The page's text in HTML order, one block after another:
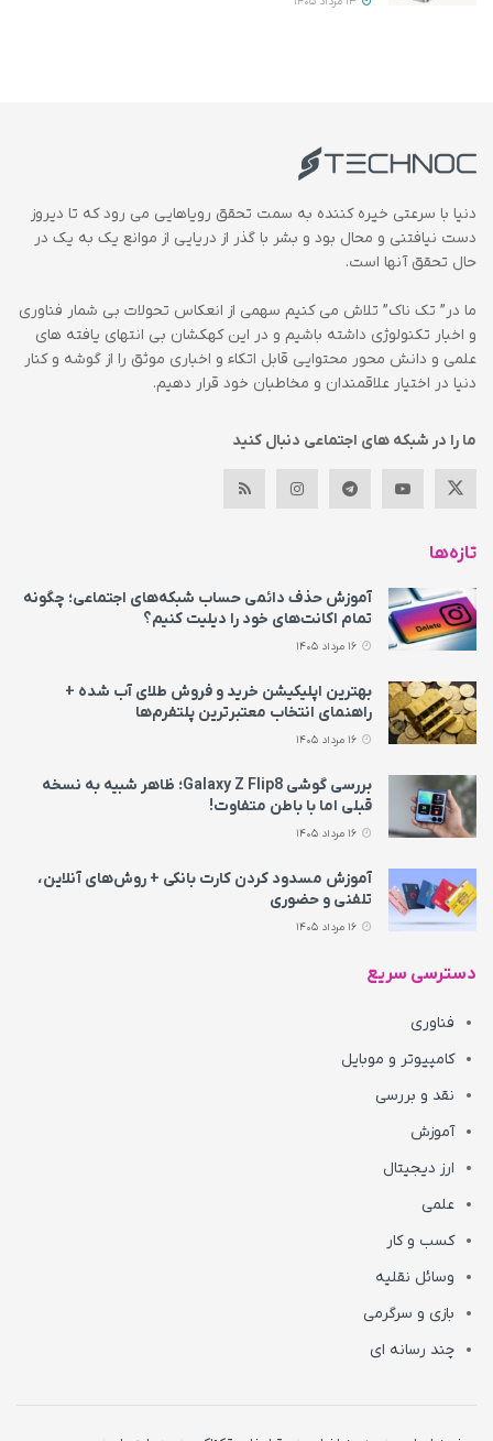
دنیا با سرعتی خیره کننده به سمت تحقق رویاهایی می رود که تا دیروز
دست نیافتنی و محال بود و بشر با گذر از دریایی از موانع یک به یک در
حال تحقق آنها است.
ما در” تک ناک” تلاش می کنیم سهمی از انعکاس تحولات بی شمار فناوری
و اخبار تکنولوژی داشته باشیم و در این کهکشان بی انتهای یافته های
علمی و دانش محور محتوایی قابل اتکاء و اخباری موثق را از گوشه و کنار
دنیا در اختیار علاقمندان و مخاطبان خود قرار دهیم.
ما را در شبکه های اجتماعی دنبال کنید
تازه‌ها
آموزش حذف دائمی حساب شبکه‌های اجتماعی؛ چگونه
تمام اکانت‌های خود را دیلیت کنیم؟
بهترین اپلیکیشن خرید و فروش طلای آب شده +
راهنمای انتخاب معتبرترین پلتفرم‌ها
بررسی گوشی Galaxy Z Flip8؛ ظاهر شبیه به نسخه
قبلی اما با باطن متفاوت!
آموزش مسدود کردن کارت بانکی + روش‌های آنلاین،
تلفنی و حضوری
دسترسی سریع
فناوری
کامپیوتر و موبایل
نقد و بررسی
آموزش
ارز دیجیتال
علمی
کسب و کار
وسائل نقلیه
بازی و سرگرمی
چند رسانه ای